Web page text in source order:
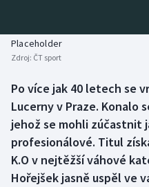
Biatlon
Box
Curling
Dostihy
Aplikace ČT sport
Placeholder
Zdroj: ČT sport
Po více jak 40 letech se
Lucerny v Praze. Konalo
jehož se mohli zúčastnit
profesionálové. Titul
K.O v nejtěžší váhové
Hořejšek jasně uspěl ve